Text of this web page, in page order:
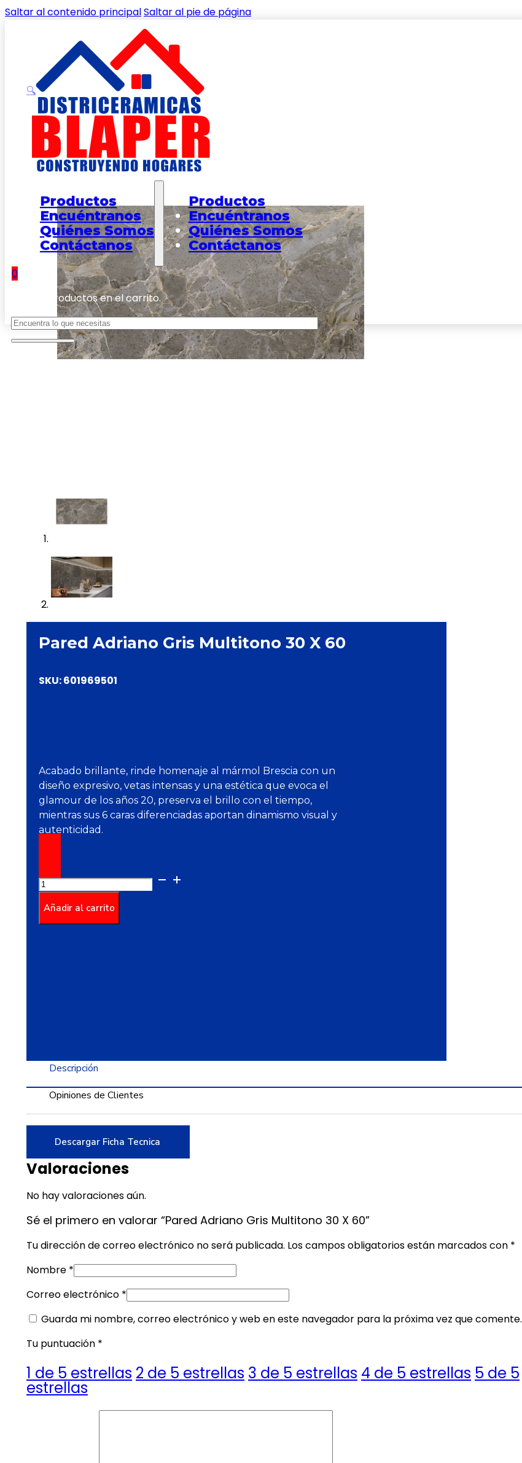
Saltar al contenido principalSaltar al pie de página
Productos
Encuéntranos
Quiénes Somos
Contáctanos
Productos
Encuéntranos
Quiénes Somos
Contáctanos
0
No hay productos en el carrito.
Buscar
Inicio/Shop/PAREDES/Pared Adriano Gris Multitono 30 X 60
🔍
Pared Adriano Gris Multitono 30 X 60
SKU:601969501
Acabado brillante, rinde homenaje al mármol Brescia con un
diseño expresivo, vetas intensas y una estética que evoca el
glamour de los años 20, preserva el brillo con el tiempo,
mientras sus 6 caras diferenciadas aportan dinamismo visual y
autenticidad.
Pared
Adriano
Gris
Multitono
Añadir al carrito
Descripción
Opiniones de Clientes
Descargar Ficha Tecnica
Valoraciones
No hay valoraciones aún.
Sé el primero en valorar “Pared Adriano Gris Multitono 30 X 60”
Tu dirección de correo electrónico no será publicada. Los campos obligatorios están marcados con *
Nombre *
Correo electrónico *
Guarda mi nombre, correo electrónico y web en este navegador para la próxima vez que comente.
Tu puntuación *
1 de 5 estrellas 2 de 5 estrellas 3 de 5 estrellas 4 de 5 estrellas 5 de 5
estrellas